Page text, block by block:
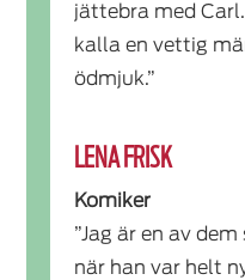
jättebra med
kalla en vettig
ödmjuk.”
LENA FRISK
Komiker
”Jag är en av
när han var helt